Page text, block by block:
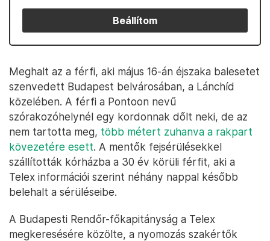
Beállítom
Meghalt az a férfi, aki május 16-án éjszaka balesetet
szenvedett Budapest belvárosában, a Lánchíd
közelében. A férfi a Pontoon nevű
szórakozóhelynél egy kordonnak dőlt neki, de az
nem tartotta meg, több métert zuhanva a rakpart
kövezetére esett. A mentők fejsérülésekkel
szállították kórházba a 30 év körüli férfit, aki a
Telex információi szerint néhány nappal később
belehalt a sérüléseibe.
A Budapesti Rendőr-főkapitányság a Telex
megkeresésére közölte, a nyomozás szakértők